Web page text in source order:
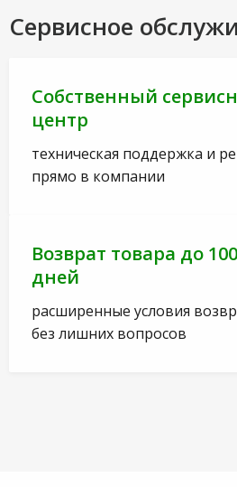
Сервисное
Собственный
центр
техническая поддержка и
прямо в компании
Возврат товара до 100
дней
расширенные условия
без лишних вопросов